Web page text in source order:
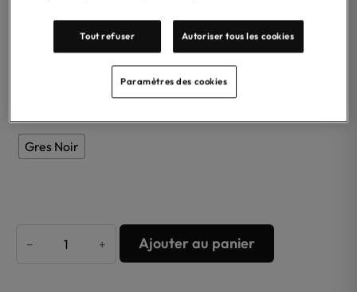
Éco-participation incluse
Finition
Gres Noir
− + Ajouter au panier
Tout refuser Autoriser tous les cookies
Paramètres des cookies